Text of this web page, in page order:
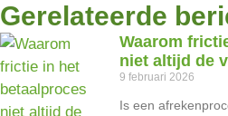
Gerelateerde
Waarom
niet altijd de
9 februari 2026
Is een